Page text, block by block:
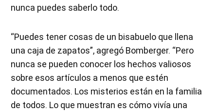
nunca puedes saberlo todo.
“Puedes tener cosas de un bisabuelo que llena
una caja de zapatos”, agregó Bomberger. “Pero
nunca se pueden conocer los hechos valiosos
sobre esos artículos a menos que estén
documentados. Los misterios están en la familia
de todos. Lo que muestran es cómo vivía una